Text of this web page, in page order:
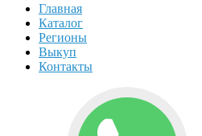
Главная
Каталог
Регионы
Выкуп
Контакты